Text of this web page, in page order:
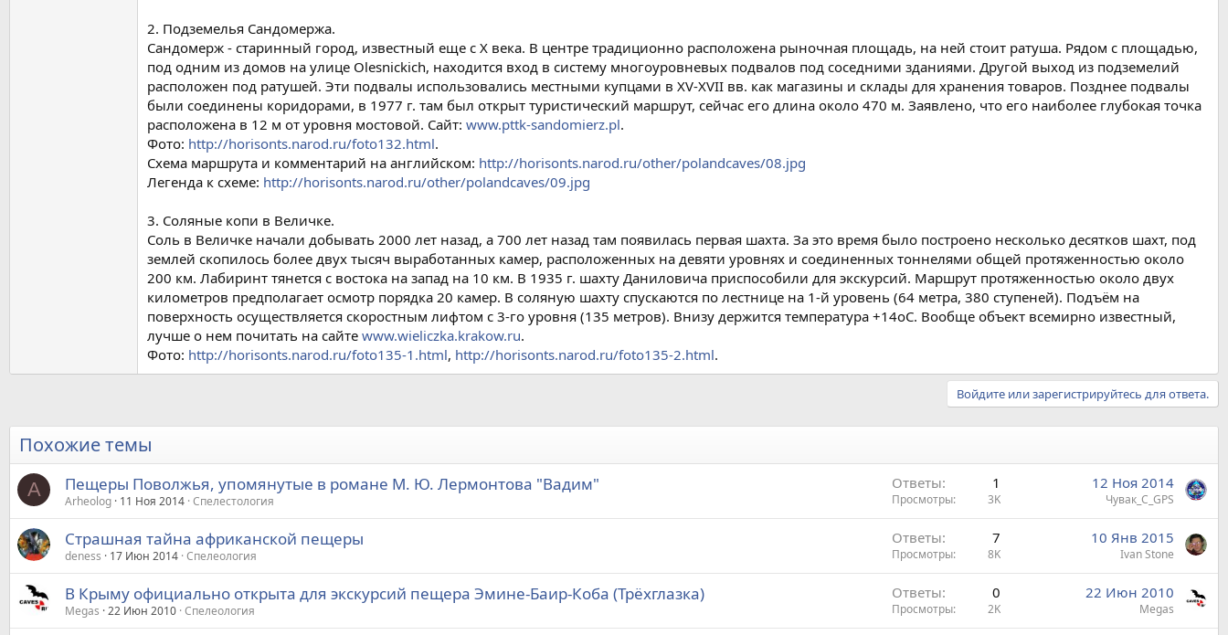
2. Подземелья Сандомержа.
Сандомерж - старинный город, известный еще с X века. В центре традиционно расположена рыночная площадь, на ней стоит ратуша. Рядом с площадью,
под одним из домов на улице Olesnickich, находится вход в систему многоуровневых подвалов под соседними зданиями. Другой выход из подземелий
расположен под ратушей. Эти подвалы использовались местными купцами в XV-XVII вв. как магазины и склады для хранения товаров. Позднее подвалы
были соединены коридорами, в 1977 г. там был открыт туристический маршрут, сейчас его длина около 470 м. Заявлено, что его наиболее глубокая точка
расположена в 12 м от уровня мостовой. Сайт: www.pttk-sandomierz.pl.
Фото: http://horisonts.narod.ru/foto132.html.
Схема маршрута и комментарий на английском: http://horisonts.narod.ru/other/polandcaves/08.jpg
Легенда к схеме: http://horisonts.narod.ru/other/polandcaves/09.jpg
3. Соляные копи в Величке.
Соль в Величке начали добывать 2000 лет назад, а 700 лет назад там появилась первая шахта. За это время было построено несколько десятков шахт, под
землей скопилось более двух тысяч выработанных камер, расположенных на девяти уровнях и соединенных тоннелями общей протяженностью около
200 км. Лабиринт тянется с востока на запад на 10 км. В 1935 г. шахту Даниловича приспособили для экскурсий. Маршрут протяженностью около двух
километров предполагает осмотр порядка 20 камер. В соляную шахту спускаются по лестнице на 1-й уровень (64 метра, 380 ступеней). Подъём на
поверхность осуществляется скоростным лифтом с 3-го уровня (135 метров). Внизу держится температура +14oC. Вообще объект всемирно известный,
лучше о нем почитать на сайте www.wieliczka.krakow.ru.
Фото: http://horisonts.narod.ru/foto135-1.html, http://horisonts.narod.ru/foto135-2.html.
Войдите или зарегистрируйтесь для ответа.
Похожие темы
A Пещеры Поволжья, упомянутые в романе М. Ю. Лермонтова "Вадим"
Arheolog 11 Ноя 2014 Спелестология
Ответы 1
Просмотры 3K
12 Ноя 2014
Чувак_С_GPS
Страшная тайна африканской пещеры
deness 17 Июн 2014 Спелеология
Ответы 7
Просмотры 8K
10 Янв 2015
Ivan Stone
В Крыму официально открыта для экскурсий пещера Эмине-Баир-Коба (Трёхглазка)
Megas 22 Июн 2010 Спелеология
Ответы 0
Просмотры 2K
22 Июн 2010
Megas